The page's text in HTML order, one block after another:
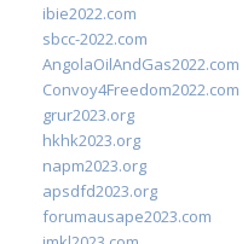
ibie2022.com
sbcc-2022.com
AngolaOilAndGas2022.com
Convoy4Freedom2022.com
grur2023.org
hkhk2023.org
napm2023.org
apsdfd2023.org
forumausape2023.com